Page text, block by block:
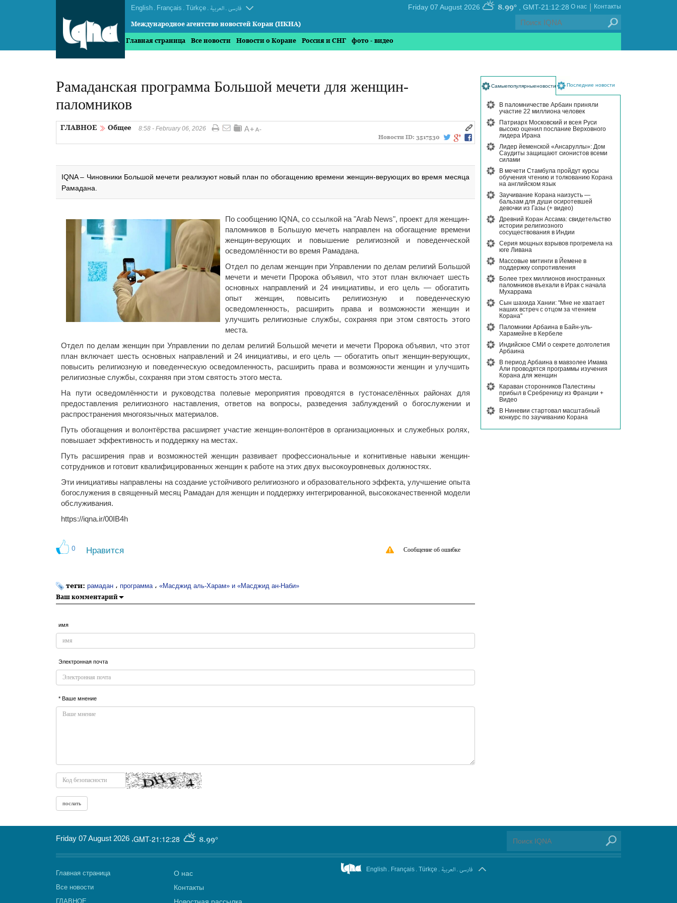
English . Français . Türkçe . العربیة . فارسی
Международное агентство новостей Коран (ИКНА)
GMT-21:12:28
8.99° Контакты
|
О нас
Главная страница Все новости Новости о Коране Россия и СНГ фото - видео
Рамаданская программа Большой мечети для женщин-
паломников
ГЛАВНОЕ Общее
8:58 - February 06, 2026
Новости ID: 3517530
IQNA – Чиновники Большой мечети реализуют новый план по обогащению времени женщин-верующих во время месяца
Рамадана.
По сообщению IQNA, со ссылкой на "Arab News", проект для женщин-
паломников в Большую мечеть направлен на обогащение времени
женщин-верующих и повышение религиозной и поведенческой
осведомлённости во время Рамадана.
Отдел по делам женщин при Управлении по делам религий Большой
мечети и мечети Пророка объявил, что этот план включает шесть
основных направлений и 24 инициативы, и его цель — обогатить
опыт женщин, повысить религиозную и поведенческую
осведомленность, расширить права и возможности женщин и
улучшить религиозные службы, сохраняя при этом святость этого
места.
Отдел по делам женщин при Управлении по делам религий Большой мечети и мечети Пророка объявил, что этот
план включает шесть основных направлений и 24 инициативы, и его цель — обогатить опыт женщин-верующих,
повысить религиозную и поведенческую осведомленность, расширить права и возможности женщин и улучшить
религиозные службы, сохраняя при этом святость этого места.
На пути осведомлённости и руководства полевые мероприятия проводятся в густонаселённых районах для
предоставления религиозного наставления, ответов на вопросы, разведения заблуждений о богослужении и
распространения многоязычных материалов.
Путь обогащения и волонтёрства расширяет участие женщин-волонтёров в организационных и служебных ролях,
повышает эффективность и поддержку на местах.
Путь расширения прав и возможностей женщин развивает профессиональные и когнитивные навыки женщин-
сотрудников и готовит квалифицированных женщин к работе на этих двух высокоуровневых должностях.
Эти инициативы направлены на создание устойчивого религиозного и образовательного эффекта, улучшение опыта
богослужения в священный месяц Рамадан для женщин и поддержку интегрированной, высококачественной модели
обслуживания.
https://iqna.ir/00IB4h
0 Нравится Сообщение об ошибке
теги: рамадан ، программа ، «Масджид аль-Харам» и «Масджид ан-Наби»
Ваш комментарий
имя
Электронная почта
* Ваше мнение
Самыепопулярныеновости Последние новости
В паломничестве Арбаин приняли
участие 22 миллиона человек
Патриарх Московский и всея Руси
высоко оценил послание Верховного
лидера Ирана
Лидер йеменской «Ансаруллы»: Дом
Саудиты защищают сионистов всеми
силами
В мечети Стамбула пройдут курсы
обучения чтению и толкованию Корана
на английском язык
Заучивание Корана наизусть —
бальзам для души осиротевшей
девочки из Газы (+ видео)
Древний Коран Ассама: свидетельство
истории религиозного
сосуществования в Индии
Серия мощных взрывов прогремела на
юге Ливана
Массовые митинги в Йемене в
поддержку сопротивления
Более трех миллионов иностранных
паломников въехали в Ирак с начала
Мухаррама
Сын шахида Хании: "Мне не хватает
наших встреч с отцом за чтением
Корана"
Паломники Арбаина в Байн-уль-
Харамейне в Кербеле
Индийское СМИ о секрете долголетия
Арбаина
В период Арбаина в мавзолее Имама
Али проводятся программы изучения
Корана для женщин
Караван сторонников Палестины
прибыл в Сребреницу из Франции +
Видео
В Ниневии стартовал масштабный
конкурс по заучиванию Корана
GMT-21:12:28 8.99°
Friday 07 August 2026 ,
Главная страница
Все новости
ГЛАВНОЕ
О нас
Контакты
English . Français . Türkçe . العربیة . فارسی